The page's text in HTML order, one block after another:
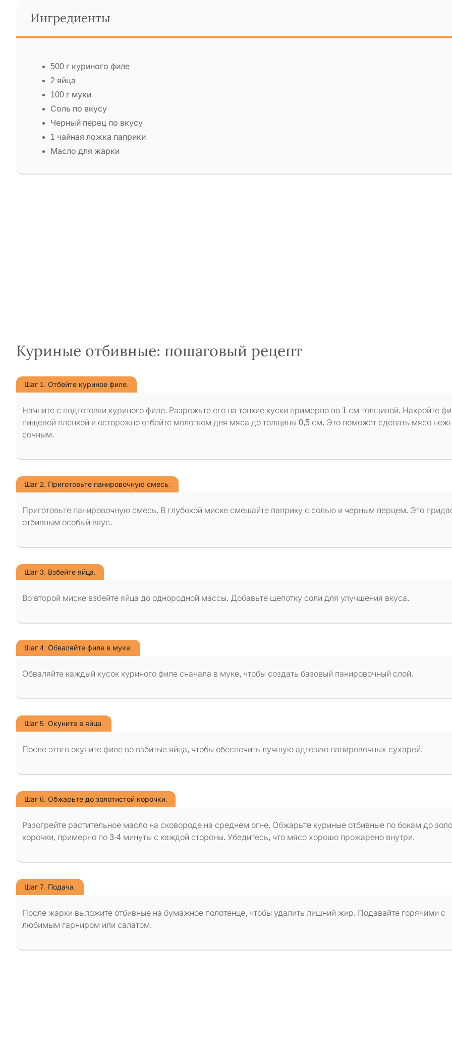
Ингредиенты
500 г куриного филе
2 яйца
100 г муки
Соль по вкусу
Черный перец по вкусу
1 чайная ложка паприки
Масло для жарки
Куриные отбивные: пошаговый рецепт
Шаг 1. Отбейте куриное филе.
Начните с подготовки куриного филе. Разрежьте его на тонкие куски примерно по 1 см толщиной. Накройте
пищевой пленкой и осторожно отбейте молотком для мяса до толщины 0,5 см. Это поможет сделать мясо
сочным.
Шаг 2. Приготовьте панировочную смесь.
Приготовьте панировочную смесь. В глубокой миске смешайте паприку с солью и черным перцем. Это
отбивным особый вкус.
Шаг 3. Взбейте яйца.
Во второй миске взбейте яйца до однородной массы. Добавьте щепотку соли для улучшения вкуса.
Шаг 4. Обваляйте филе в муке.
Обваляйте каждый кусок куриного филе сначала в муке, чтобы создать базовый панировочный слой.
Шаг 5. Окуните в яйца.
После этого окуните филе во взбитые яйца, чтобы обеспечить лучшую адгезию панировочных сухарей.
Шаг 6. Обжарьте до золотистой корочки.
Разогрейте растительное масло на сковороде на среднем огне. Обжарьте куриные отбивные по бокам до
корочки, примерно по 3-4 минуты с каждой стороны. Убедитесь, что мясо хорошо прожарено внутри.
Шаг 7. Подача.
После жарки выложите отбивные на бумажное полотенце, чтобы удалить лишний жир. Подавайте горячими с
любимым гарниром или салатом.